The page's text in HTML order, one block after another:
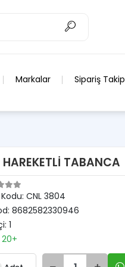
Markalar Sipariş Takip
HAREKETLİ TABANCA
CNL 3804
8682582330946
1
20+